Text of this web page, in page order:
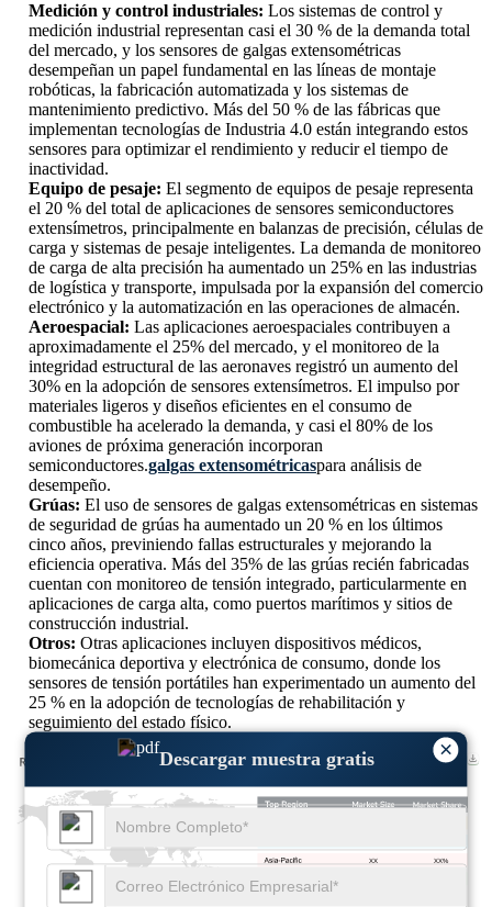
×
Descargar muestra gratis
Medición y control industriales: Los sistemas de control y
medición industrial representan casi el 30 % de la demanda total
del mercado, y los sensores de galgas extensométricas
desempeñan un papel fundamental en las líneas de montaje
robóticas, la fabricación automatizada y los sistemas de
mantenimiento predictivo. Más del 50 % de las fábricas que
implementan tecnologías de Industria 4.0 están integrando estos
sensores para optimizar el rendimiento y reducir el tiempo de
inactividad.
Equipo de pesaje: El segmento de equipos de pesaje representa
el 20 % del total de aplicaciones de sensores semiconductores
extensímetros, principalmente en balanzas de precisión, células de
carga y sistemas de pesaje inteligentes. La demanda de monitoreo
de carga de alta precisión ha aumentado un 25% en las industrias
de logística y transporte, impulsada por la expansión del comercio
electrónico y la automatización en las operaciones de almacén.
Aeroespacial: Las aplicaciones aeroespaciales contribuyen a
aproximadamente el 25% del mercado, y el monitoreo de la
integridad estructural de las aeronaves registró un aumento del
30% en la adopción de sensores extensímetros. El impulso por
materiales ligeros y diseños eficientes en el consumo de
combustible ha acelerado la demanda, y casi el 80% de los
aviones de próxima generación incorporan
semiconductores.galgas extensométricaspara análisis de
desempeño.
Grúas: El uso de sensores de galgas extensométricas en sistemas
de seguridad de grúas ha aumentado un 20 % en los últimos
cinco años, previniendo fallas estructurales y mejorando la
eficiencia operativa. Más del 35% de las grúas recién fabricadas
cuentan con monitoreo de tensión integrado, particularmente en
aplicaciones de carga alta, como puertos marítimos y sitios de
construcción industrial.
Otros: Otras aplicaciones incluyen dispositivos médicos,
biomecánica deportiva y electrónica de consumo, donde los
sensores de tensión portátiles han experimentado un aumento del
25 % en la adopción de tecnologías de rehabilitación y
seguimiento del estado físico.
XX%
XX